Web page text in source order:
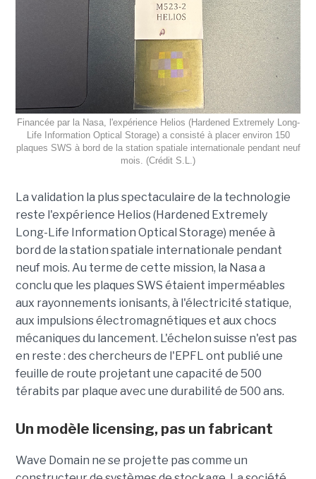
Financée par la Nasa, l'expérience Helios (Hardened Extremely Long-
Life Information Optical Storage) a consisté à placer environ 150
plaques SWS à bord de la station spatiale internationale pendant neuf
mois. (Crédit S.L.)
La validation la plus spectaculaire de la technologie
reste l'expérience Helios (Hardened Extremely
Long-Life Information Optical Storage) menée à
bord de la station spatiale internationale pendant
neuf mois. Au terme de cette mission, la Nasa a
conclu que les plaques SWS étaient imperméables
aux rayonnements ionisants, à l'électricité statique,
aux impulsions électromagnétiques et aux chocs
mécaniques du lancement. L'échelon suisse n'est pas
en reste : des chercheurs de l'EPFL ont publié une
feuille de route projetant une capacité de 500
térabits par plaque avec une durabilité de 500 ans.
Un modèle licensing, pas un fabricant
Wave Domain ne se projette pas comme un